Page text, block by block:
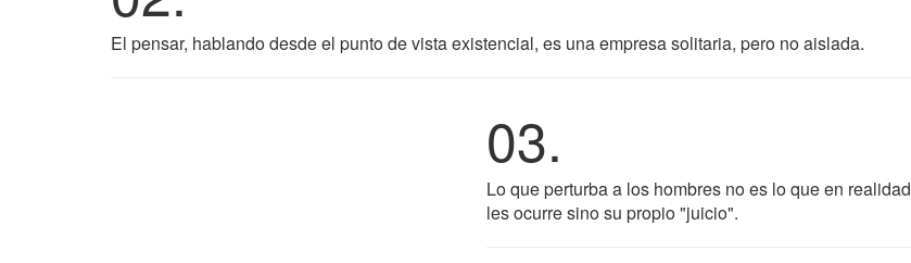
El pensar, hablando desde el punto de vista existencial, es una empresa solitaria, pero no aislada.
03.
Lo que perturba a los hombres no es lo que en realidad
les ocurre sino su propio "juicio".